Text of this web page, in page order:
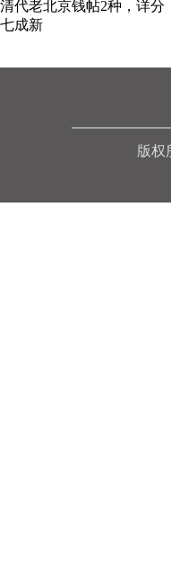
清代老北京钱帖2种，详分
七成新
版